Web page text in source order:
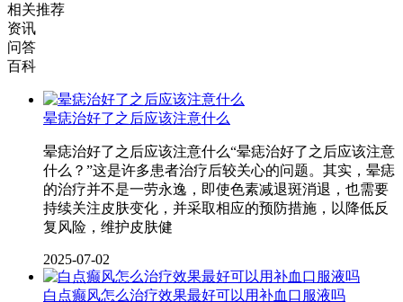
相关推荐
资讯
问答
百科
晕痣治好了之后应该注意什么
晕痣治好了之后应该注意什么“晕痣治好了之后应该注意
什么？”这是许多患者治疗后较关心的问题。其实，晕痣
的治疗并不是一劳永逸，即使色素减退斑消退，也需要
持续关注皮肤变化，并采取相应的预防措施，以降低反
复风险，维护皮肤健
2025-07-02
白点癫风怎么治疗效果最好可以用补血口服液吗